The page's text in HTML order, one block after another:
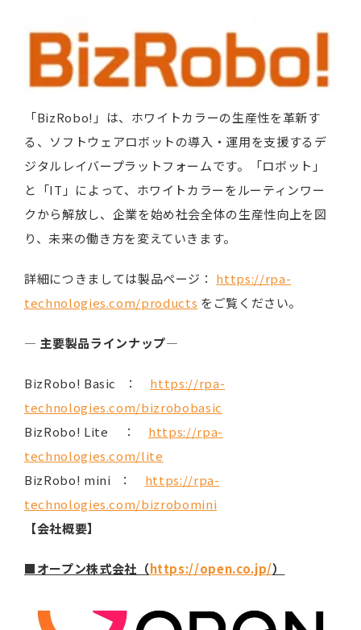
「BizRobo!」は、ホワイトカラーの生産性を革新す
る、ソフトウェアロボットの導入・運用を支援するデ
ジタルレイバープラットフォームです。「ロボット」
と「IT」によって、ホワイトカラーをルーティンワー
クから解放し、企業を始め社会全体の生産性向上を図
り、未来の働き方を変えていきます。
詳細につきましては製品ページ： https://rpa-
technologies.com/products をご覧ください。
― 主要製品ラインナップ―
BizRobo! Basic ： https://rpa-
technologies.com/bizrobobasic
BizRobo! Lite ： https://rpa-
technologies.com/lite
BizRobo! mini ： https://rpa-
technologies.com/bizrobomini
【会社概要】
■オープン株式会社（https://open.co.jp/）